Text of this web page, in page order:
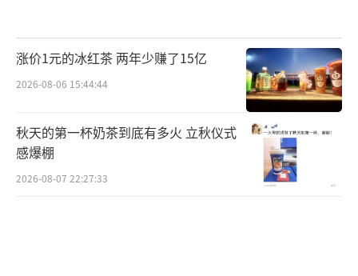
涨价1元的冰红茶 两年少赚了15亿
2026-08-06 15:44:44
秋天的第一杯奶茶到底有多火 立秋仪式
感爆棚
2026-08-07 22:27:33